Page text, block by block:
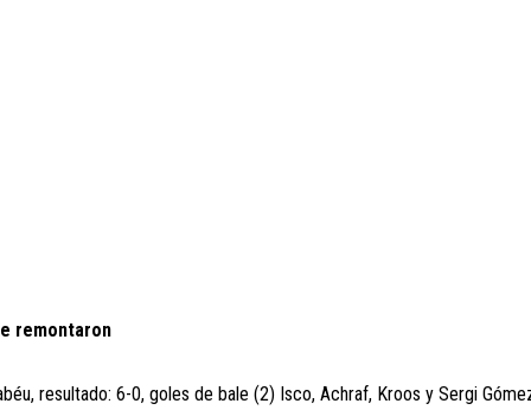
remontaron
resultado: 6-0, goles de bale (2) Isco, Achraf, Kroos y Sergi